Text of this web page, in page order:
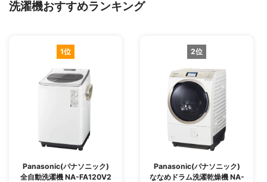
洗濯機おすすめランキング
1位
Panasonic(パナソニック)
全自動洗濯機 NA-FA120V2
2位
Panasonic(パナソニック)
ななめドラム洗濯乾燥機 NA-